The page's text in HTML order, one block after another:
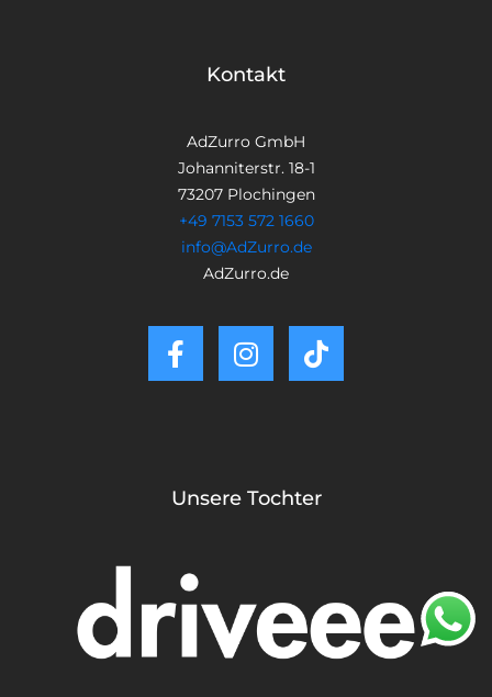
Kontakt
AdZurro GmbH
Johanniterstr. 18-1
73207 Plochingen
+49 7153 572 1660
info@AdZurro.de
AdZurro.de
Unsere Tochter